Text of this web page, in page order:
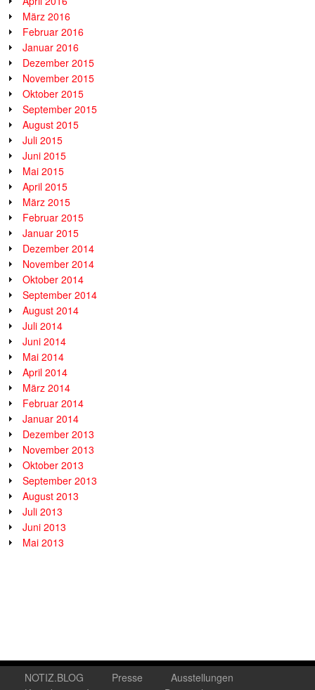
März 2016
Februar 2016
Januar 2016
Dezember 2015
November 2015
Oktober 2015
September 2015
August 2015
Juli 2015
Juni 2015
Mai 2015
April 2015
März 2015
Februar 2015
Januar 2015
Dezember 2014
November 2014
Oktober 2014
September 2014
August 2014
Juli 2014
Juni 2014
Mai 2014
April 2014
März 2014
Februar 2014
Januar 2014
Dezember 2013
November 2013
Oktober 2013
September 2013
August 2013
Juli 2013
Juni 2013
Mai 2013
NOTIZ.BLOG Presse
Ausstellungen